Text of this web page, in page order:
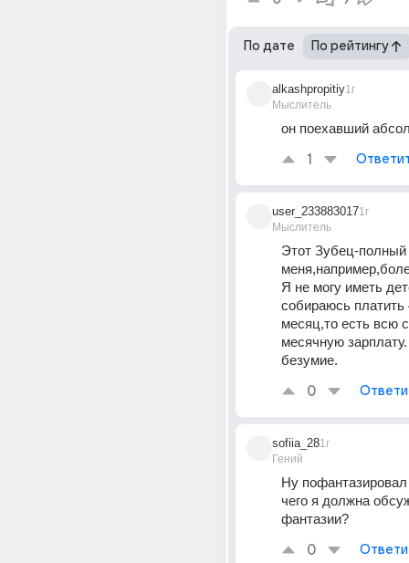
По дате По рейтингу
alkashpropitiy
Мыслитель
1г
он поехавший
1
user_233883017
Мыслитель
1г
Этот Зубец-полный
Я не могу иметь
собираюсь платить
месяц,то есть всю
месячную
безумие.
0
sofiia_28
Гений
1г
Ну
чего я должна
фантазии?
0